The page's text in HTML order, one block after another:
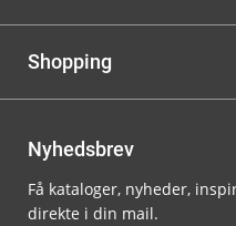
Shopping
Nyhedsbrev
Få kataloger, nyheder,
direkte i din mail.